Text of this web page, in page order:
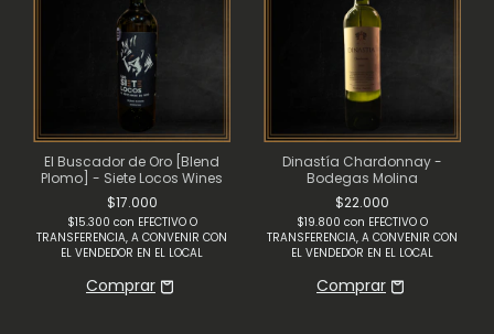
El Buscador de Oro [Blend
Plomo] - Siete Locos Wines
$17.000
$15.300 con EFECTIVO O
TRANSFERENCIA, A CONVENIR CON
EL VENDEDOR EN EL LOCAL
Dinastía Chardonnay -
Bodegas Molina
$22.000
$19.800 con EFECTIVO O
TRANSFERENCIA, A CONVENIR CON
EL VENDEDOR EN EL LOCAL